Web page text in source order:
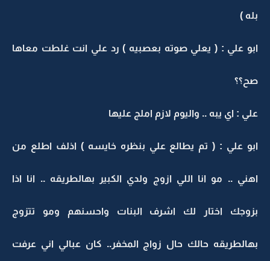
بله )
ابو علي : ( يعلي صوته بعصبيه ) رد علي انت غلطت معاها
صح؟؟
علي : اي يبه .. واليوم لازم املج عليها
ابو علي : ( تم يطالع علي بنظره خايسه ) اذلف اطلع من
اهني .. مو انا اللي ازوج ولدي الكبير بهالطريقه .. انا اذا
بزوجك اختار لك اشرف البنات واحسنهم ومو تتزوج
بهالطريقه حالك حال زواج المخفر.. كان عبالي اني عرفت